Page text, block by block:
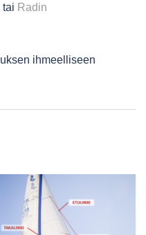
tai Radin
ihmeelliseen